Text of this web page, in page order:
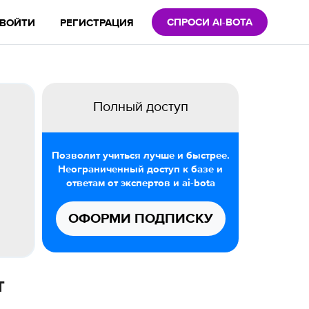
ВОЙТИ РЕГИСТРАЦИЯ СПРОСИ AI-BOTA
Полный доступ
Позволит учиться лучше и быстрее.
Неограниченный доступ к базе и
ответам от экспертов и ai-bota
ОФОРМИ ПОДПИСКУ